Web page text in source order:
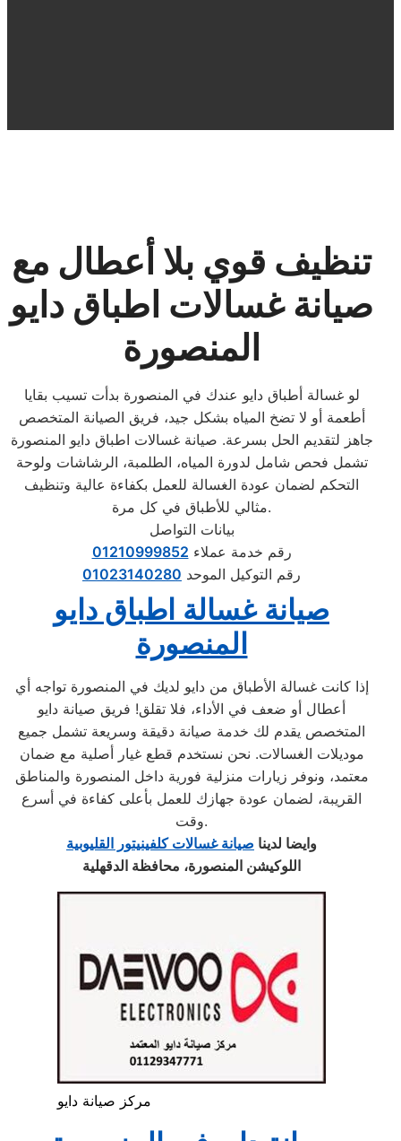
تنظيف قوي بلا أعطال مع
صيانة غسالات اطباق دايو
المنصورة
لو غسالة أطباق دايو عندك في المنصورة بدأت تسيب بقايا
أطعمة أو لا تضخ المياه بشكل جيد، فريق الصيانة المتخصص
جاهز لتقديم الحل بسرعة. صيانة غسالات اطباق دايو المنصورة
تشمل فحص شامل لدورة المياه، الطلمبة، الرشاشات ولوحة
التحكم لضمان عودة الغسالة للعمل بكفاءة عالية وتنظيف
مثالي للأطباق في كل مرة.
بيانات التواصل
رقم خدمة عملاء 01210999852
رقم التوكيل الموحد 01023140280
صيانة غسالة اطباق دايو
المنصورة
إذا كانت غسالة الأطباق من دايو لديك في المنصورة تواجه أي
أعطال أو ضعف في الأداء، فلا تقلق! فريق صيانة دايو
المتخصص يقدم لك خدمة صيانة دقيقة وسريعة تشمل جميع
موديلات الغسالات. نحن نستخدم قطع غيار أصلية مع ضمان
معتمد، ونوفر زيارات منزلية فورية داخل المنصورة والمناطق
القريبة، لضمان عودة جهازك للعمل بأعلى كفاءة في أسرع
وقت.
وايضا لدينا صيانة غسالات كلفينيتور القليوبية
اللوكيشن المنصورة، محافظة الدقهلية
مركز صيانة دايو